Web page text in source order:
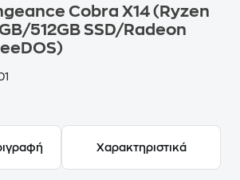
Cobra X14 (Ryzen
512GB SSD/Radeon
Χαρακτηριστικά